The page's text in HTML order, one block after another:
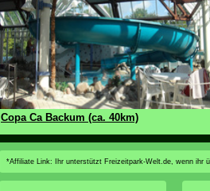
Copa Ca Backum (ca. 40km)
*Affiliate Link: Ihr unterstützt Freizeitpark-Welt.de, wenn ihr